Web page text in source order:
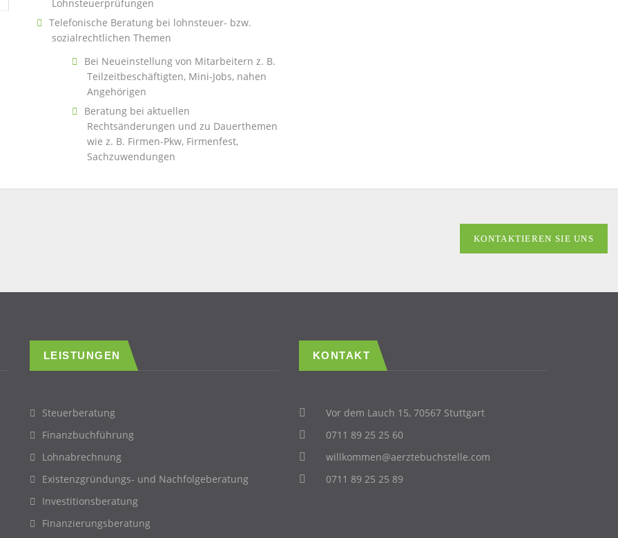
Lohnsteuerprüfungen
Telefonische Beratung bei lohnsteuer- bzw.
sozialrechtlichen Themen
Bei Neueinstellung von Mitarbeitern z. B.
Teilzeitbeschäftigten, Mini-Jobs, nahen
Angehörigen
Beratung bei aktuellen
Rechtsänderungen und zu Dauerthemen
wie z. B. Firmen-Pkw, Firmenfest,
Sachzuwendungen
KONTAKTIEREN SIE UNS
LEISTUNGEN
Steuerberatung
Finanzbuchführung
Lohnabrechnung
Existenzgründungs- und Nachfolgeberatung
Investitionsberatung
Finanzierungsberatung
KONTAKT
Vor dem Lauch 15, 70567 Stuttgart
0711 89 25 25 60
willkommen@aerztebuchstelle.com
0711 89 25 25 89